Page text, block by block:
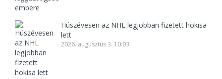
Húszévesen az NHL legjobban fizetett hokisa
lett
2026. augusztus 3. 10:03